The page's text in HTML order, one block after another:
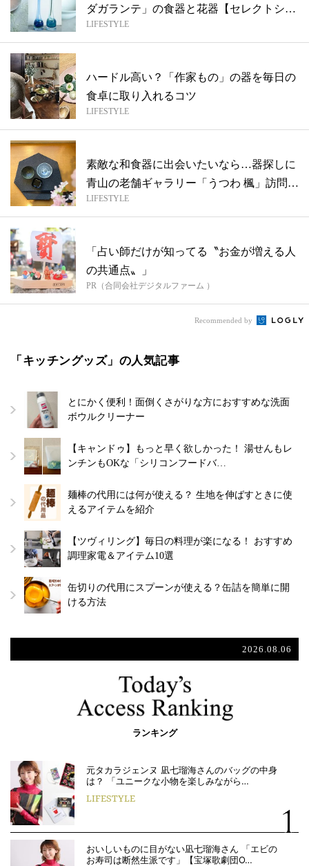
ダガランテ」の食器と花器【セレクトショ
ップ...
LIFESTYLE
ハードル高い？「作家もの」の器を毎日の
食卓に取り入れるコツ
LIFESTYLE
素敵な和食器に出会いたいなら…器探しに
青山の老舗ギャラリー「うつわ 楓」訪問
【和...
LIFESTYLE
「占い師だけが知ってる〝お金が増える人
の共通点〟」
PR（合同会社デジタルファーム ）
Recommended by
「キッチングッズ」の人気記事
とにかく便利！面倒くさがりな方におすすめな洗面
ボウルクリーナー
【キャンドゥ】もっと早く欲しかった！ 湯せんもレ
ンチンもOKな「シリコンフードバ…
麺棒の代用には何が使える？ 生地を伸ばすときに使
えるアイテムを紹介
【ツヴィリング】毎日の料理が楽になる！ おすすめ
調理家電＆アイテム10選
缶切りの代用にスプーンが使える？缶詰を簡単に開
ける方法
2026.08.06
ランキング
元タカラジェンヌ 凪七瑠海さんのバッグの中身
は？ 「ユニークな小物を楽しみながら…
LIFESTYLE
おいしいものに目がない凪七瑠海さん 「エビの
お寿司は断然生派です」【宝塚歌劇団O…